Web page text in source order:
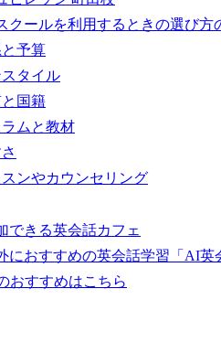
クールを利用するときの選び方
予算
タイル
国籍
ムと教材
ンやカウンセリング
できる英会話カフェ
におすすめの英会話学習「AI英
おすすめはこちら